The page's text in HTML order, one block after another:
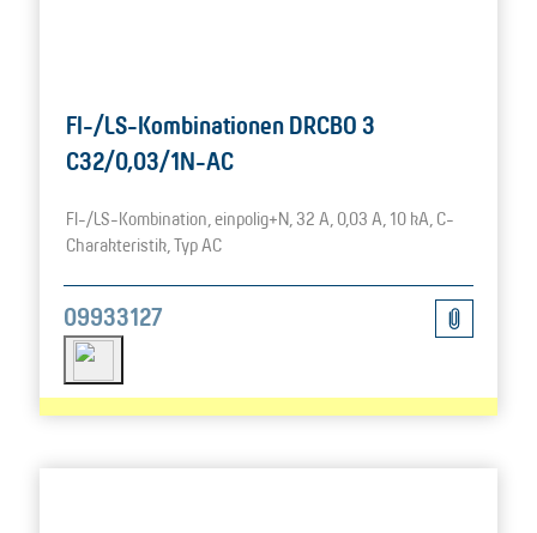
FI-/LS-Kombinationen DRCBO 3
C32/0,03/1N-AC
FI-/LS-Kombination, einpolig+N, 32 A, 0,03 A, 10 kA, C-
Charakteristik, Typ AC
09933127